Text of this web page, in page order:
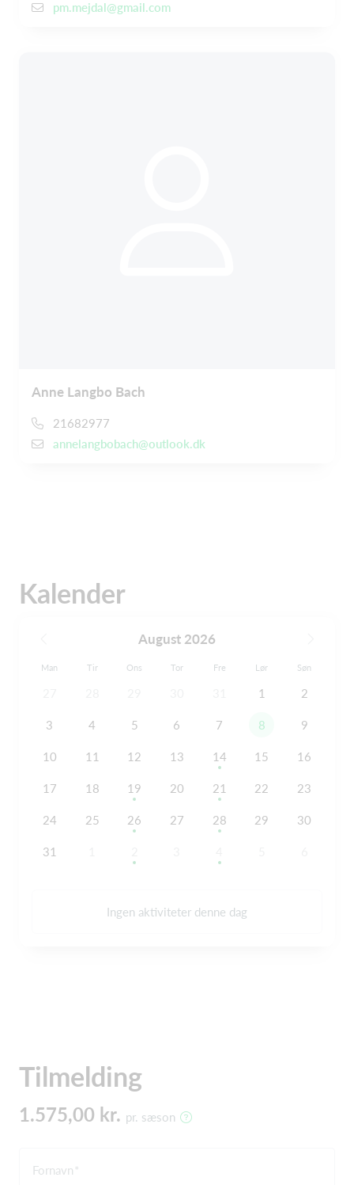
pm.mejdal@gmail.com
Anne Langbo Bach
21682977
annelangbobach@outlook.dk
Kalender
August 2026
Man Tir Ons Tor Fre Lør Søn
1 2
3 4 5 6 7 8 9
10 11 12 13 14 15 16
17 18 19 20 21 22 23
24 25 26 27 28 29 30
31
Ingen aktiviteter denne dag
Tilmelding
1.575,00 kr. pr. sæson
Fornavn